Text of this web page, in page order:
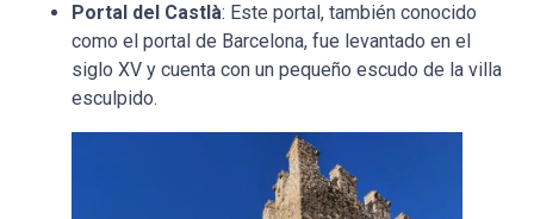
Portal del Castlà: Este portal, también conocido
como el portal de Barcelona, fue levantado en el
siglo XV y cuenta con un pequeño escudo de la villa
esculpido.